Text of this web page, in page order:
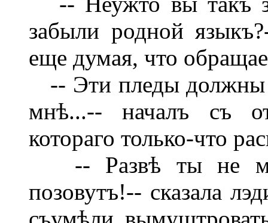
забыли родной
еще думая, что
-- Эти пледы должны
мнѣ...-- началъ съ
котораго только-что
-- Развѣ ты не
позовутъ!-- сказала